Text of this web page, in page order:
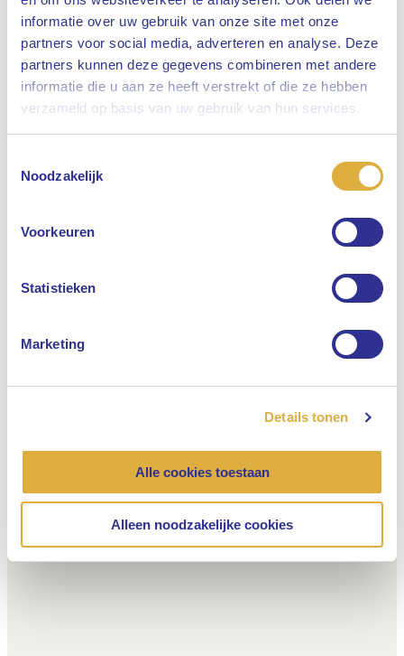
informatie over uw gebruik van onze site met onze
partners voor social media, adverteren en analyse. Deze
partners kunnen deze gegevens combineren met andere
informatie die u aan ze heeft verstrekt of die ze hebben
verzameld op basis van uw gebruik van hun services.
Noodzakelijk
Voorkeuren
Statistieken
Marketing
Details tonen
Alle cookies toestaan
Alleen noodzakelijke cookies
Sluiten